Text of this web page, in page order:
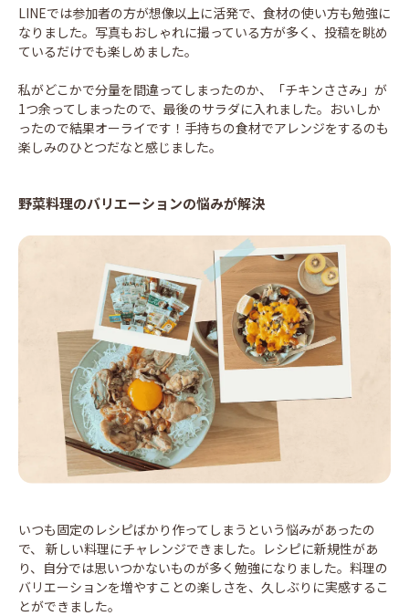
LINEでは参加者の方が想像以上に活発で、食材の使い方も勉強に
なりました。写真もおしゃれに撮っている方が多く、投稿を眺め
ているだけでも楽しめました。
私がどこかで分量を間違ってしまったのか、「チキンささみ」が
1つ余ってしまったので、最後のサラダに入れました。おいしか
ったので結果オーライです！手持ちの食材でアレンジをするのも
楽しみのひとつだなと感じました。
野菜料理のバリエーションの悩みが解決
いつも固定のレシピばかり作ってしまうという悩みがあったの
で、 新しい料理にチャレンジできました。レシピに新規性があ
り、自分では思いつかないものが多く勉強になりました。料理の
バリエーションを増やすことの楽しさを、久しぶりに実感するこ
とができました。